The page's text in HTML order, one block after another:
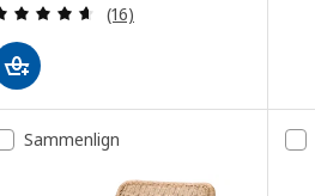
Anmeld: 4.6 ud af 5
(16)
Sammenlign